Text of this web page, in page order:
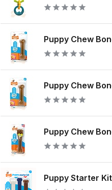
Puppy Chew
Puppy Chew
Puppy Chew
Puppy Starter